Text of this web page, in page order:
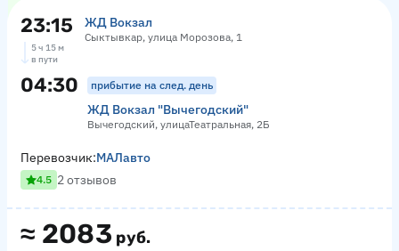
23:15 ЖД Вокзал
Сыктывкар, улица Морозова, 1
5 ч 15 м
в пути
04:30 прибытие на след. день
ЖД Вокзал "Вычегодский"
Вычегодский, улицаТеатральная, 2Б
≈ 2083 руб.
Перевозчик:МАЛавто
4.5 2 отзывов